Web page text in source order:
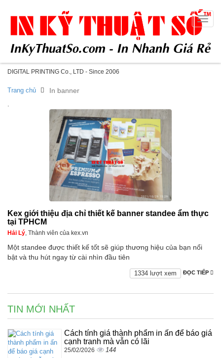
DIGITAL PRINTING Co., LTD - Since 2006
Toggle
Trang chủ In banner
.
Kex giới thiệu địa chỉ thiết kế banner standee ẩm thực
tại TPHCM
Hải Lý, Thành viên của kex.vn
Một standee được thiết kế tốt sẽ giúp thương hiệu của bạn nổi
bật và thu hút ngay từ cài nhìn đầu tiên
ĐỌC TIẾP
1334 lượt xem
TIN MỚI NHẤT
Cách tính giá thành phẩm in ấn để báo giá
cạnh tranh mà vẫn có lãi
25/02/2026 144